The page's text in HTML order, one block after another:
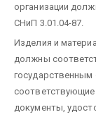
организации
СНиП 3.01.04-87.
Изделия и
должны
государственным
соответствующие
документы,